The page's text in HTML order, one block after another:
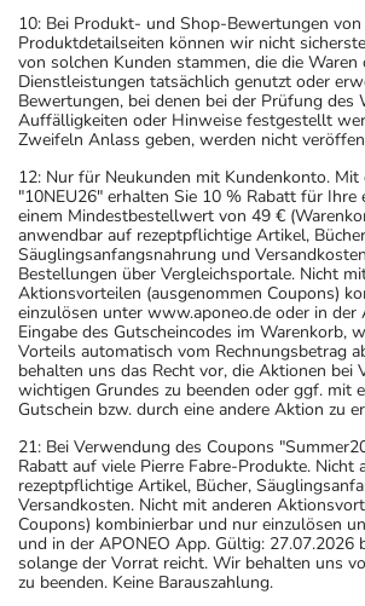
10: Bei Produkt- und Shop-Bewertungen
Produktdetailseiten können wir nicht
von solchen Kunden stammen, die die Waren
Dienstleistungen tatsächlich genutzt oder
Bewertungen, bei denen bei der Prüfung des
Auffälligkeiten oder Hinweise festgestellt
Zweifeln Anlass geben, werden nicht
12: Nur für Neukunden mit Kundenkonto. Mit
"10NEU26" erhalten Sie 10 % Rabatt für Ihre
einem Mindestbestellwert von 49 €
anwendbar auf rezeptpflichtige Artikel,
Säuglingsanfangsnahrung und
Bestellungen über Vergleichsportale. Nicht
Aktionsvorteilen (ausgenommen Coupons)
einzulösen unter www.aponeo.de oder in der
Eingabe des Gutscheincodes im Warenkorb,
Vorteils automatisch vom Rechnungsbetrag
behalten uns das Recht vor, die Aktionen bei
wichtigen Grundes zu beenden oder ggf. mit
Gutschein bzw. durch eine andere Aktion zu
21: Bei Verwendung des Coupons
Rabatt auf viele Pierre Fabre-Produkte. Nicht
rezeptpflichtige Artikel, Bücher,
Versandkosten. Nicht mit anderen
Coupons) kombinierbar und nur einzulösen
und in der APONEO App. Gültig: 27.07.2026
solange der Vorrat reicht. Wir behalten uns
zu beenden. Keine Barauszahlung.